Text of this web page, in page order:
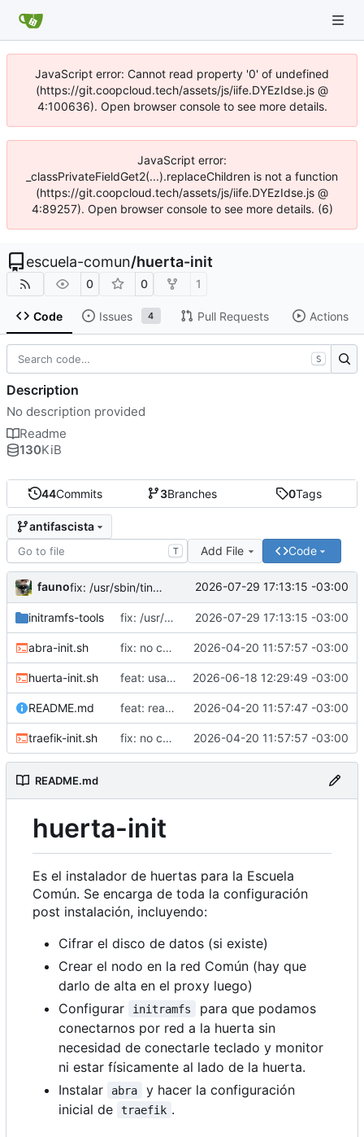
JavaScript error: Cannot read property '0' of undefined
(https://git.coopcloud.tech/assets/js/iife.DYEzIdse.js @
4:100636). Open browser console to see more details.
JavaScript error:
_classPrivateFieldGet2(...).replaceChildren is not a function
(https://git.coopcloud.tech/assets/js/iife.DYEzIdse.js @
4:89257). Open browser console to see more details. (6)
escuela-comun/huerta-init
0 0 1
Code Issues 4 Pull Requests Actions
44Commits 3Branches 0Tags
antifascista
T Add File Code
fauno fix: /usr/sbin/tinc no existe 2026-07-29 17:13:15 -03:00
initramfs-tools fix: /usr/sbin/tinc no existe 2026-07-29 17:13:15 -03:00
abra-init.sh fix: no correr como root 2026-04-20 11:57:57 -03:00
huerta-init.sh feat: usar proveedores alternativos de dns 2026-06-18 12:29:49 -03:00
README.md feat: readme 2026-04-20 11:57:47 -03:00
traefik-init.sh fix: no correr como root 2026-04-20 11:57:57 -03:00
README.md
huerta-init
Es el instalador de huertas para la Escuela
Común. Se encarga de toda la configuración
post instalación, incluyendo:
Cifrar el disco de datos (si existe)
Crear el nodo en la red Común (hay que
darlo de alta en el proxy luego)
Configurar
initramfs
para que podamos
conectarnos por red a la huerta sin
necesidad de conectarle teclado y monitor
ni estar físicamente al lado de la huerta.
Instalar
abra
y hacer la configuración
inicial de
traefik .
S
Description
No description provided
Readme
130KiB